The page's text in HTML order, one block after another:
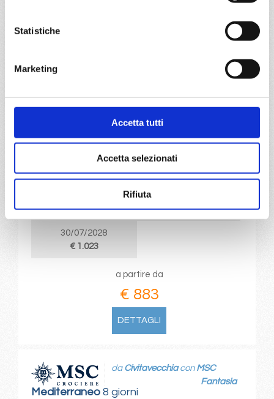
Statistiche
Marketing
Accetta tutti
Accetta selezionati
Rifiuta
MSC Fantasia
02/07/2028
€ 883
09/07/2028
€ 913
€ 933
€ 943
30/07/2028
€ 1.023
a partire da
€ 883
DETTAGLI
Mediterraneo8 giorni
da Civitavecchiacon MSC
Fantasia